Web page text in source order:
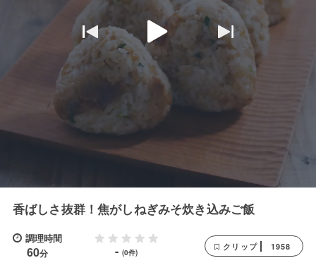
香ばしさ抜群！焦がしねぎみそ炊き込みご飯
調理時間
60分 - (0件)
クリップ 1958